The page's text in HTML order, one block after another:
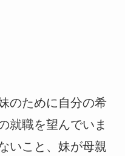
のために自分の希
就職を望んでいま
いこと、妹が母親